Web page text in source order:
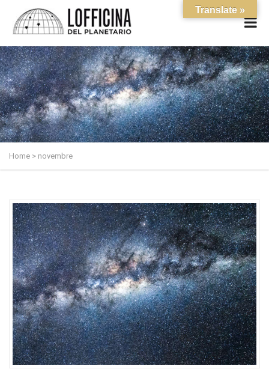
Home > novembre
Translate »